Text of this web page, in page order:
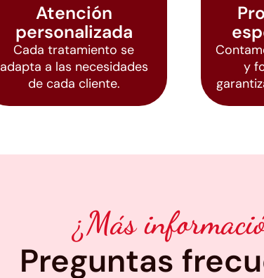
Atención
personalizada
Cada tratamiento se
adapta a las necesidades
de cada cliente.
y
¿Más
Preguntas